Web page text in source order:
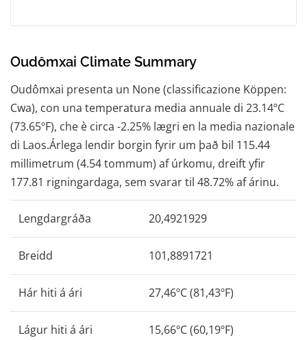
Oudômxai Climate Summary
Oudômxai presenta un None (classificazione Köppen:
Cwa), con una temperatura media annuale di 23.14ºC
(73.65ºF), che è circa -2.25% lægri en la media nazionale
di Laos.Árlega lendir borgin fyrir um það bil 115.44
millimetrum (4.54 tommum) af úrkomu, dreift yfir
177.81 rigningardaga, sem svarar til 48.72% af árinu.
Lengdargráða 20,4921929
Breidd 101,8891721
Hár hiti á ári 27,46ºC (81,43ºF)
Lágur hiti á ári 15,66ºC (60,19ºF)